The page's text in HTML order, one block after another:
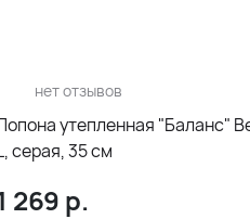
нет отзывов
утепленная "Баланс"
серая, 35 см
269 р.